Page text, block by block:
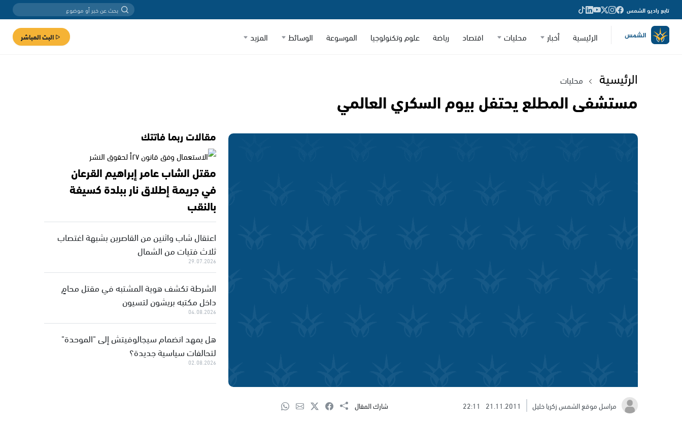
تابع راديو الشمس
الرئيسية أخبار محليات اقتصاد رياضة علوم وتكنولوجيا الموسوعة الوسائط المزيد البث المباشر
الرئيسية محليات
مستشفى المطلع يحتفل بيوم السكري العالمي
مراسل موقع الشمس زكريا خليل 21.11.2011
22:11 شارك المقال
مقالات ربما فاتتك
مقتل الشاب عامر إبراهيم القرعان
في جريمة إطلاق نار ببلدة كسيفة
بالنقب
اعتقال شاب واثنين من القاصرين بشبهة اغتصاب
ثلاث فتيات من الشمال
29.07.2026
الشرطة تكشف هوية المشتبه في مقتل محامٍ
داخل مكتبه بريشون لتسيون
04.08.2026
هل يمهد انضمام سيجالوفيتش إلى "الموحدة"
لتحالفات سياسية جديدة؟
02.08.2026